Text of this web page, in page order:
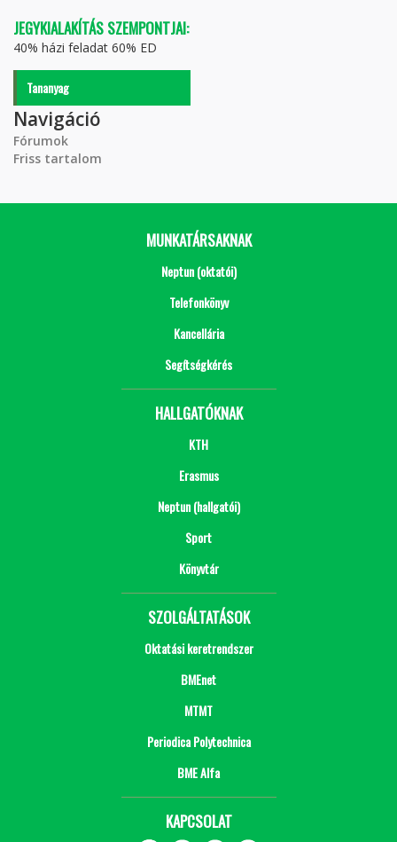
JEGYKIALAKÍTÁS SZEMPONTJAI:
40% házi feladat 60% ED
Tananyag
Navigáció
Fórumok
Friss tartalom
MUNKATÁRSAKNAK
Neptun (oktatói)
Telefonkönyv
Kancellária
Segítségkérés
HALLGATÓKNAK
KTH
Erasmus
Neptun (hallgatói)
Sport
Könyvtár
SZOLGÁLTATÁSOK
Oktatási keretrendszer
BMEnet
MTMT
Periodica Polytechnica
BME Alfa
KAPCSOLAT